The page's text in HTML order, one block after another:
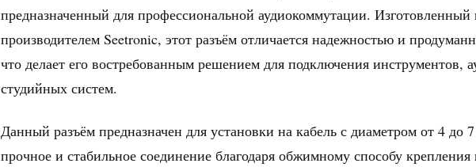
предназначенный для профессиональной аудиокоммутации. Изготовленный
производителем Seetronic, этот разъём отличается надежностью и
что делает его востребованным решением для подключения инструментов,
студийных систем.
Данный разъём предназначен для установки на кабель с диаметром от 4 до
прочное и стабильное соединение благодаря обжимному способу